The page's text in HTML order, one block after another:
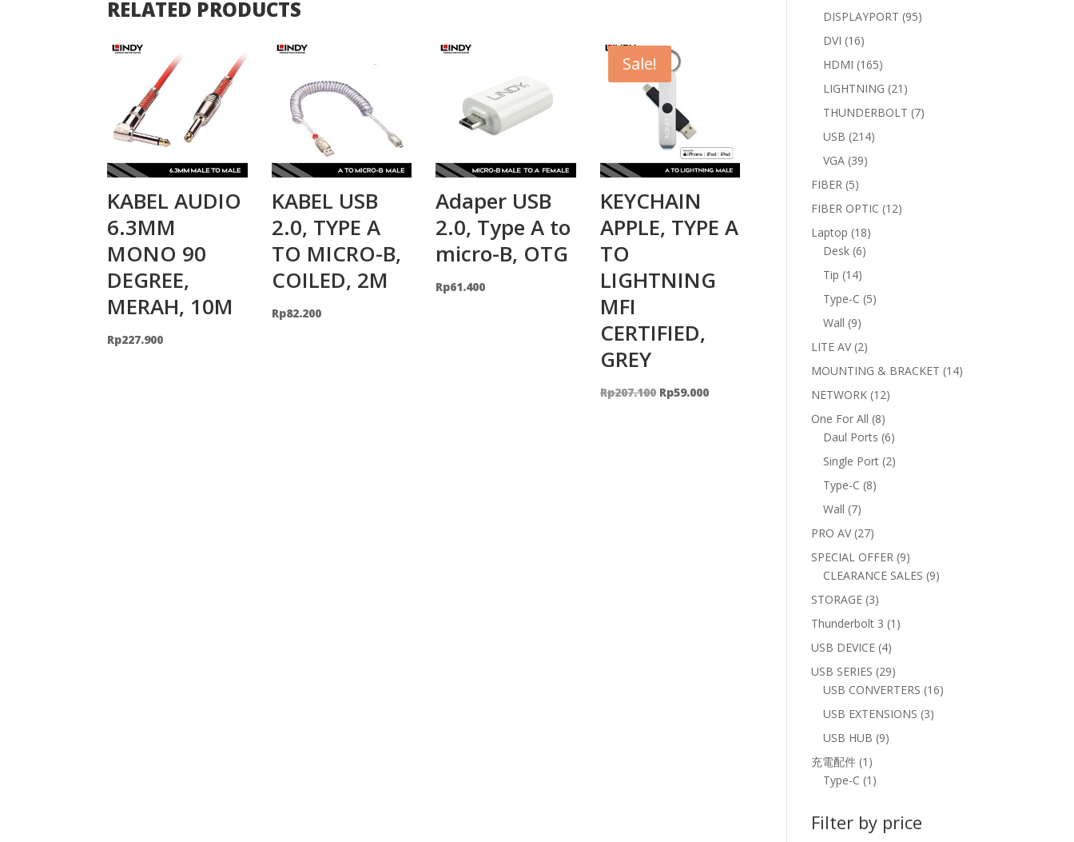
RELATED PRODUCTS
KABEL AUDIO
6.3MM
MONO 90
DEGREE,
MERAH, 10M
Rp227.900
KABEL USB
2.0, TYPE A
TO MICRO-B,
COILED, 2M
Rp82.200
Adaper USB
2.0, Type A to
micro-B, OTG
Rp61.400
Sale!
KEYCHAIN
APPLE, TYPE A
TO
LIGHTNING
MFI
CERTIFIED,
GREY
Rp207.100 Original
Rp59.000Current
products
DISPLAYPORT 9595
DVI 1616
products
HDMI 165165
products
LIGHTNING 21 21
products
THUNDERBOLT 77
USB 214214
VGA 3939
FIBER 55
products
FIBER OPTIC 1212
Laptop 1818
Desk 66
Tip 1414
products
Type-C 55
Wall 99
products
LITE AV 22
products
MOUNTING & BRACKET 1414
NETWORK 1212
One For All 88
products
Daul Ports 66
products
Single Port 22
Type-C 88
Wall 77
products
PRO AV 2727
products
SPECIAL OFFER 99
products
CLEARANCE SALES 99
STORAGE 33
products
Thunderbolt 3 1 1
USB DEVICE 44
products
USB SERIES 2929
products
USB CONVERTERS 1616
USB EXTENSIONS 33
USB HUB 99
充電配件 1 1
product
Type-C 1 1
Filter by price